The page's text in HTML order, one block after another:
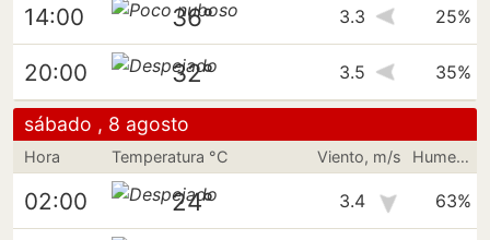
14:00 36° 3.3 25%
20:00 32° 3.5 35%
sábado , 8 agosto
Hora Temperatura °C Viento, m/s Humedad
02:00 24° 3.4 63%